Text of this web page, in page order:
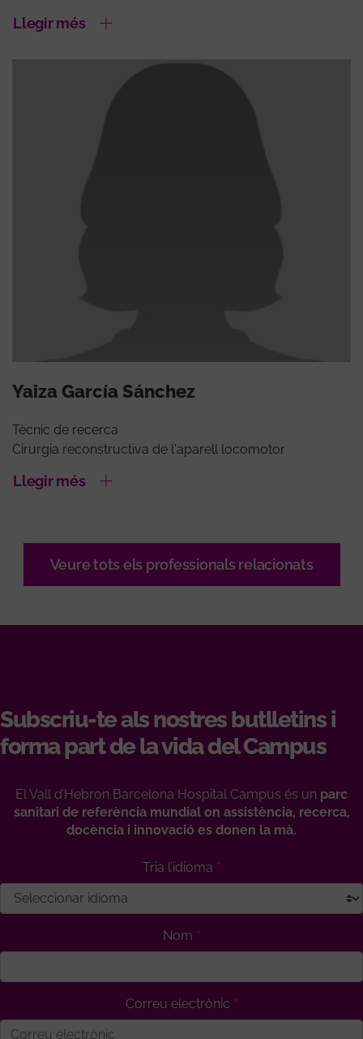
Llegir més
Yaiza García Sánchez
Tècnic de recerca
Cirurgia reconstructiva de l'aparell locomotor
Llegir més
Veure tots els professionals relacionats
Subscriu-te als nostres butlletins i
forma part de la vida del Campus
El Vall d’Hebron Barcelona Hospital Campus és un parc
sanitari de referència mundial on assistència, recerca,
docència i innovació es donen la mà.
Tria l’idioma
Nom
Correu electrònic